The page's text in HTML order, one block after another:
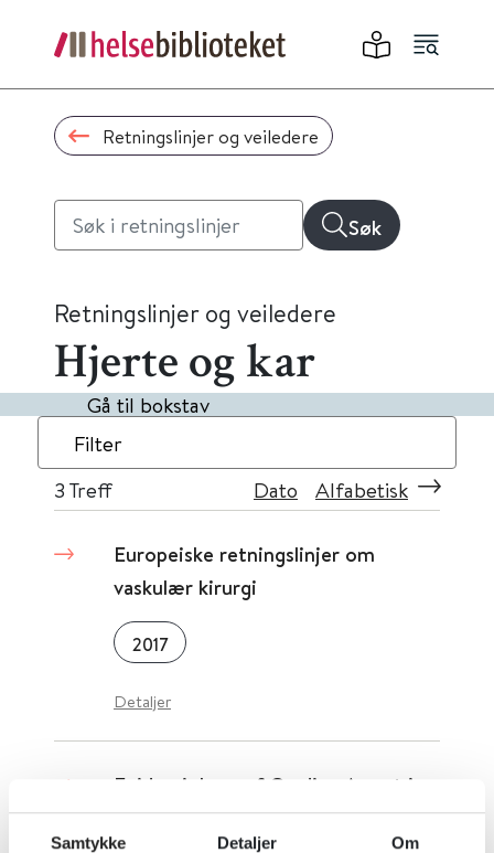
Samtykke Detaljer Om
Retningslinjer og veiledere
Søk
Retningslinjer og veiledere
Hjerte og kar
Gå til bokstav
Filter
3 Treff Dato Alfabetisk
Europeiske retningslinjer om
vaskulær kirurgi
2017
Detaljer
Epidemiology of Cardiac Arrest in
Europe